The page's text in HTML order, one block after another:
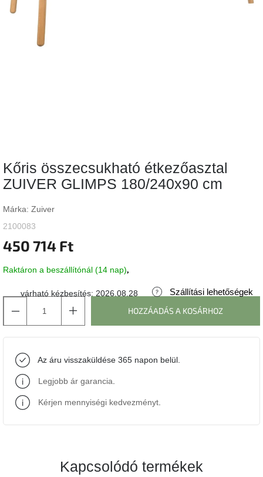
Vizsgálati
kategória
gyűjtemény
Home
gyűjtemény
Richmond
gyűjtemény
line
Tenzo
Ame
Yens
Szezonális
Kőris összecsukható étkezőasztal
ZUIVER GLIMPS 180/240x90 cm
Márka: Zuiver
2100083
450 714 Ft
Raktáron a beszállítónál (14 nap)
várható kézbesítés: 2026.08.28
Szállítási lehetőségek
HOZZÁADÁS A KOSÁRHOZ
Az áru visszaküldése 365 napon belül.
Legjobb ár garancia
Kérjen mennyiségi kedvezményt
Kapcsolódó termékek